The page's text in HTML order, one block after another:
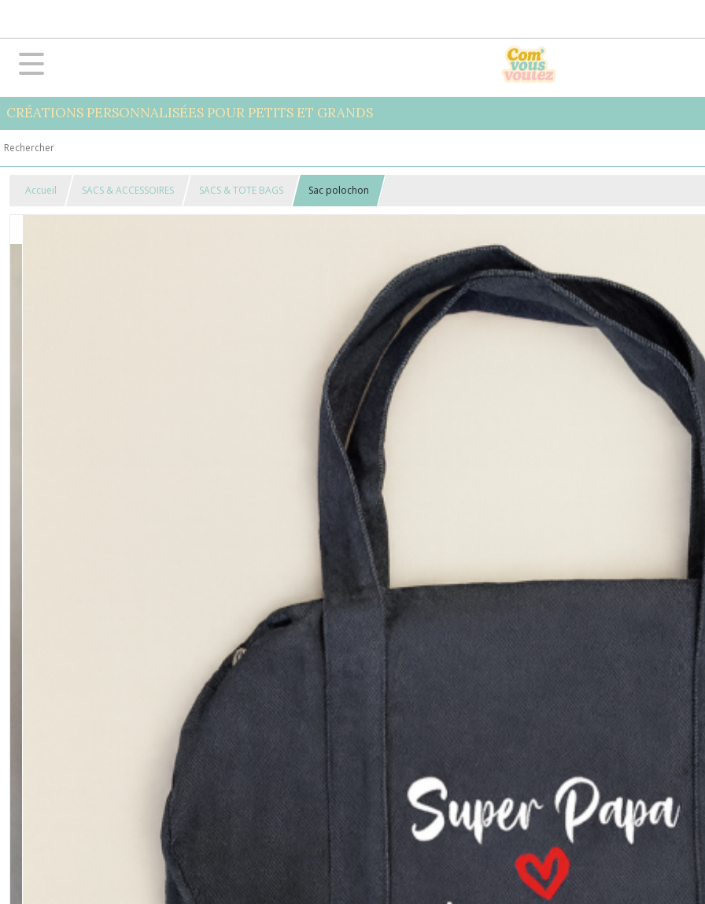
CRÉATIONS PERSONNALISÉES POUR PETITS ET GRANDS
Accueil SACS & ACCESSOIRES SACS & TOTE BAGS Sac polochon